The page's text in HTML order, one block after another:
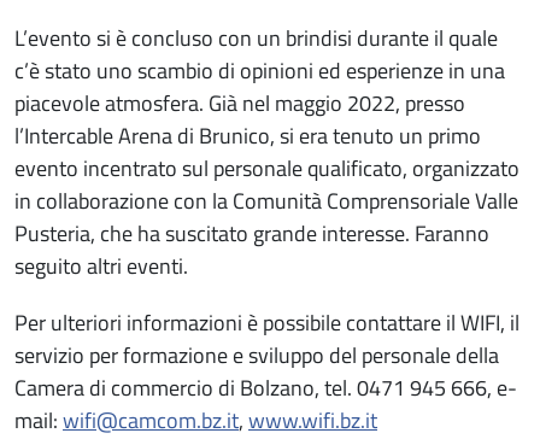
L’evento si è concluso con un brindisi durante il quale
c’è stato uno scambio di opinioni ed esperienze in una
piacevole atmosfera. Già nel maggio 2022, presso
l’Intercable Arena di Brunico, si era tenuto un primo
evento incentrato sul personale qualificato, organizzato
in collaborazione con la Comunità Comprensoriale Valle
Pusteria, che ha suscitato grande interesse. Faranno
seguito altri eventi.
Per ulteriori informazioni è possibile contattare il WIFI, il
servizio per formazione e sviluppo del personale della
Camera di commercio di Bolzano, tel. 0471 945 666, e-
mail:wifi@camcom.bz.it,www.wifi.bz.it